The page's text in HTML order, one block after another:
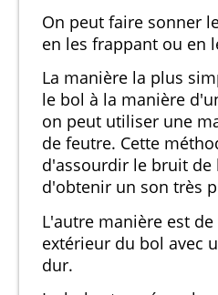
On peut faire sonner
en les frappant ou en
La manière la plus
le bol à la manière
on peut utiliser une
de feutre. Cette
d'assourdir le bruit de
d'obtenir un son très
L'autre manière est
extérieur du bol avec
dur.